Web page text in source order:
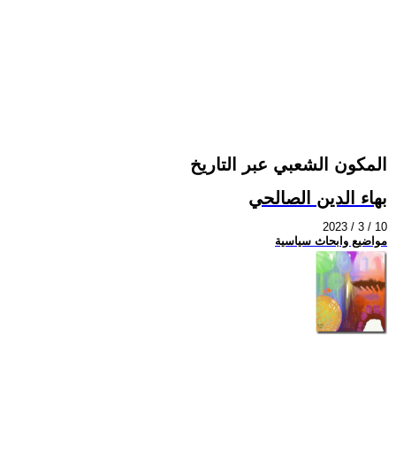
المكون الشعبي عبر التاريخ
بهاء الدين الصالحي
2023 / 3 / 10
مواضيع وابحاث سياسية